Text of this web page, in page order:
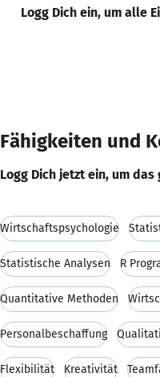
Logg Dich ein, um alle
Fähigkeiten und
Logg Dich jetzt ein, um
Wirtschaftspsychologie
Statistische Analysen R
Quantitative Methoden
Personalbeschaffung
Flexibilität Kreativität